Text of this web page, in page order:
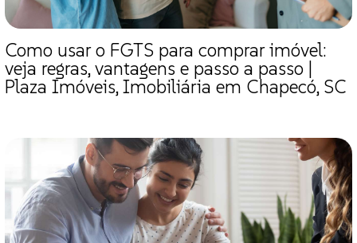
Como usar o FGTS para comprar imóvel:
veja regras, vantagens e passo a passo |
Plaza Imóveis, Imobiliária em Chapecó, SC